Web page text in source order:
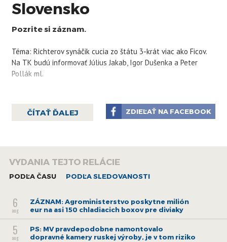
Slovensko
Pozrite si záznam.
Téma: Richterov synáčik cucia zo štátu 3-krát viac ako Ficov.
Na TK budú informovať JúliusJakab, Igor Dušenka a Peter
Pollák ml.
ČÍTAŤ ĎALEJ ZDIEĽAŤ NA FACEBOOK
VYDANIA TEJTO RELÁCIE
PODĽA ČASU PODĽA SLEDOVANOSTI
6
aug
ZÁZNAM: Agroministerstvo poskytne milión
eur na asi 150 chladiacich boxov pre diviaky
5
aug
PS: MV pravdepodobne namontovalo
dopravné kamery ruskej výroby, je v tom riziko